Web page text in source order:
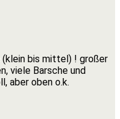
(klein bis mittel) ! großer
viele Barsche und
aber oben o.k.